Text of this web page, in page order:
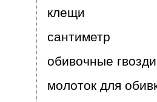
клещи
сантиметр
обивочные гвозди
молоток для